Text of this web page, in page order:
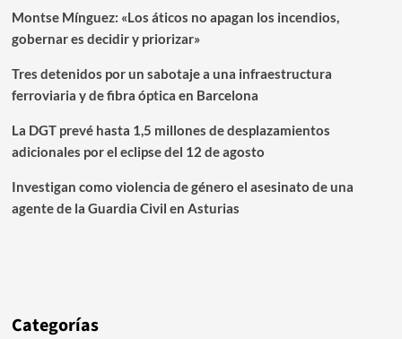
Montse Mínguez: «Los áticos no apagan los incendios,
gobernar es decidir y priorizar»
Tres detenidos por un sabotaje a una infraestructura
ferroviaria y de fibra óptica en Barcelona
La DGT prevé hasta 1,5 millones de desplazamientos
adicionales por el eclipse del 12 de agosto
Investigan como violencia de género el asesinato de una
agente de la Guardia Civil en Asturias
Categorías